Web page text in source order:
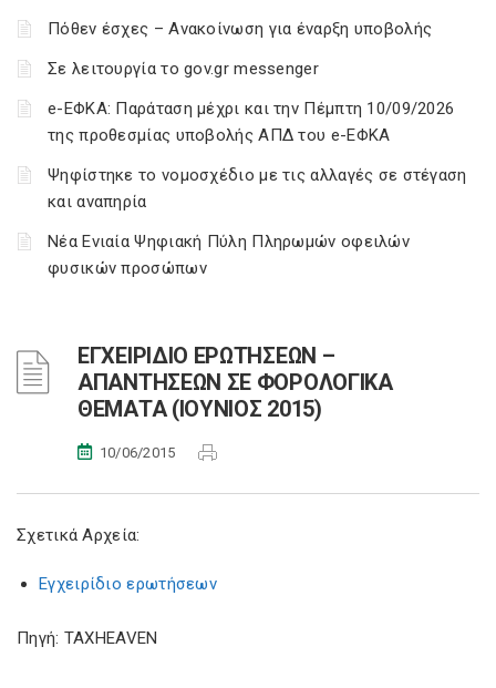
Πόθεν έσχες – Ανακοίνωση για έναρξη υποβολής
Σε λειτουργία το gov.gr messenger
e-ΕΦΚΑ: Παράταση μέχρι και την Πέμπτη 10/09/2026
της προθεσμίας υποβολής ΑΠΔ του e-ΕΦΚΑ
Ψηφίστηκε το νομοσχέδιο με τις αλλαγές σε στέγαση
και αναπηρία
Νέα Ενιαία Ψηφιακή Πύλη Πληρωμών οφειλών
φυσικών προσώπων
ΕΓΧΕΙΡΙΔΙΟ ΕΡΩΤΗΣΕΩΝ –
ΑΠΑΝΤΗΣΕΩΝ ΣΕ ΦΟΡΟΛΟΓΙΚΑ
ΘΕΜΑΤΑ (ΙΟΥΝΙΟΣ 2015)
10/06/2015
Σχετικά Αρχεία:
Εγχειρίδιο ερωτήσεων
Πηγή: TAXHEAVEN